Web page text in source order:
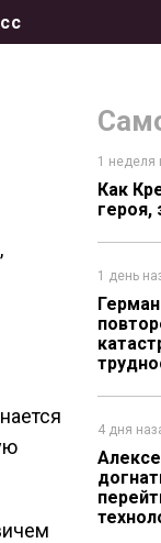
1 неделя
Как
героя,
1 день
4 дня
,